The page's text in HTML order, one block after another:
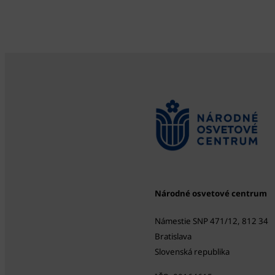
Národné osvetové centrum
Námestie SNP 471/12, 812 34
Bratislava
Slovenská republika